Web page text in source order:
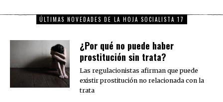
ÚLTIMAS NOVEDADES DE LA HOJA SOCIALISTA 17
¿Por qué no puede haber
prostitución sin trata?
Las regulacionistas afirman que puede
existir prostitución no relacionada con la
trata